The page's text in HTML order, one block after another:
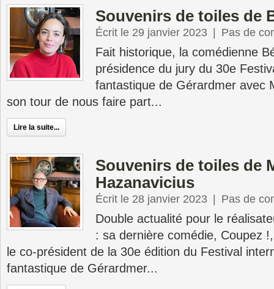
Souvenirs de toiles de
Écrit le 29 janvier 2023 Pas de
Fait historique, la comédienne
présidence du jury du 30e
fantastique de Gérardmer avec
son tour de nous faire part...
Lire la suite...
Souvenirs de toiles de
Hazanavicius
Écrit le 28 janvier 2023 Pas de
Double actualité pour le
: sa dernière comédie, Coupez
le co-président de la 30e édition du Festival
fantastique de Gérardmer...